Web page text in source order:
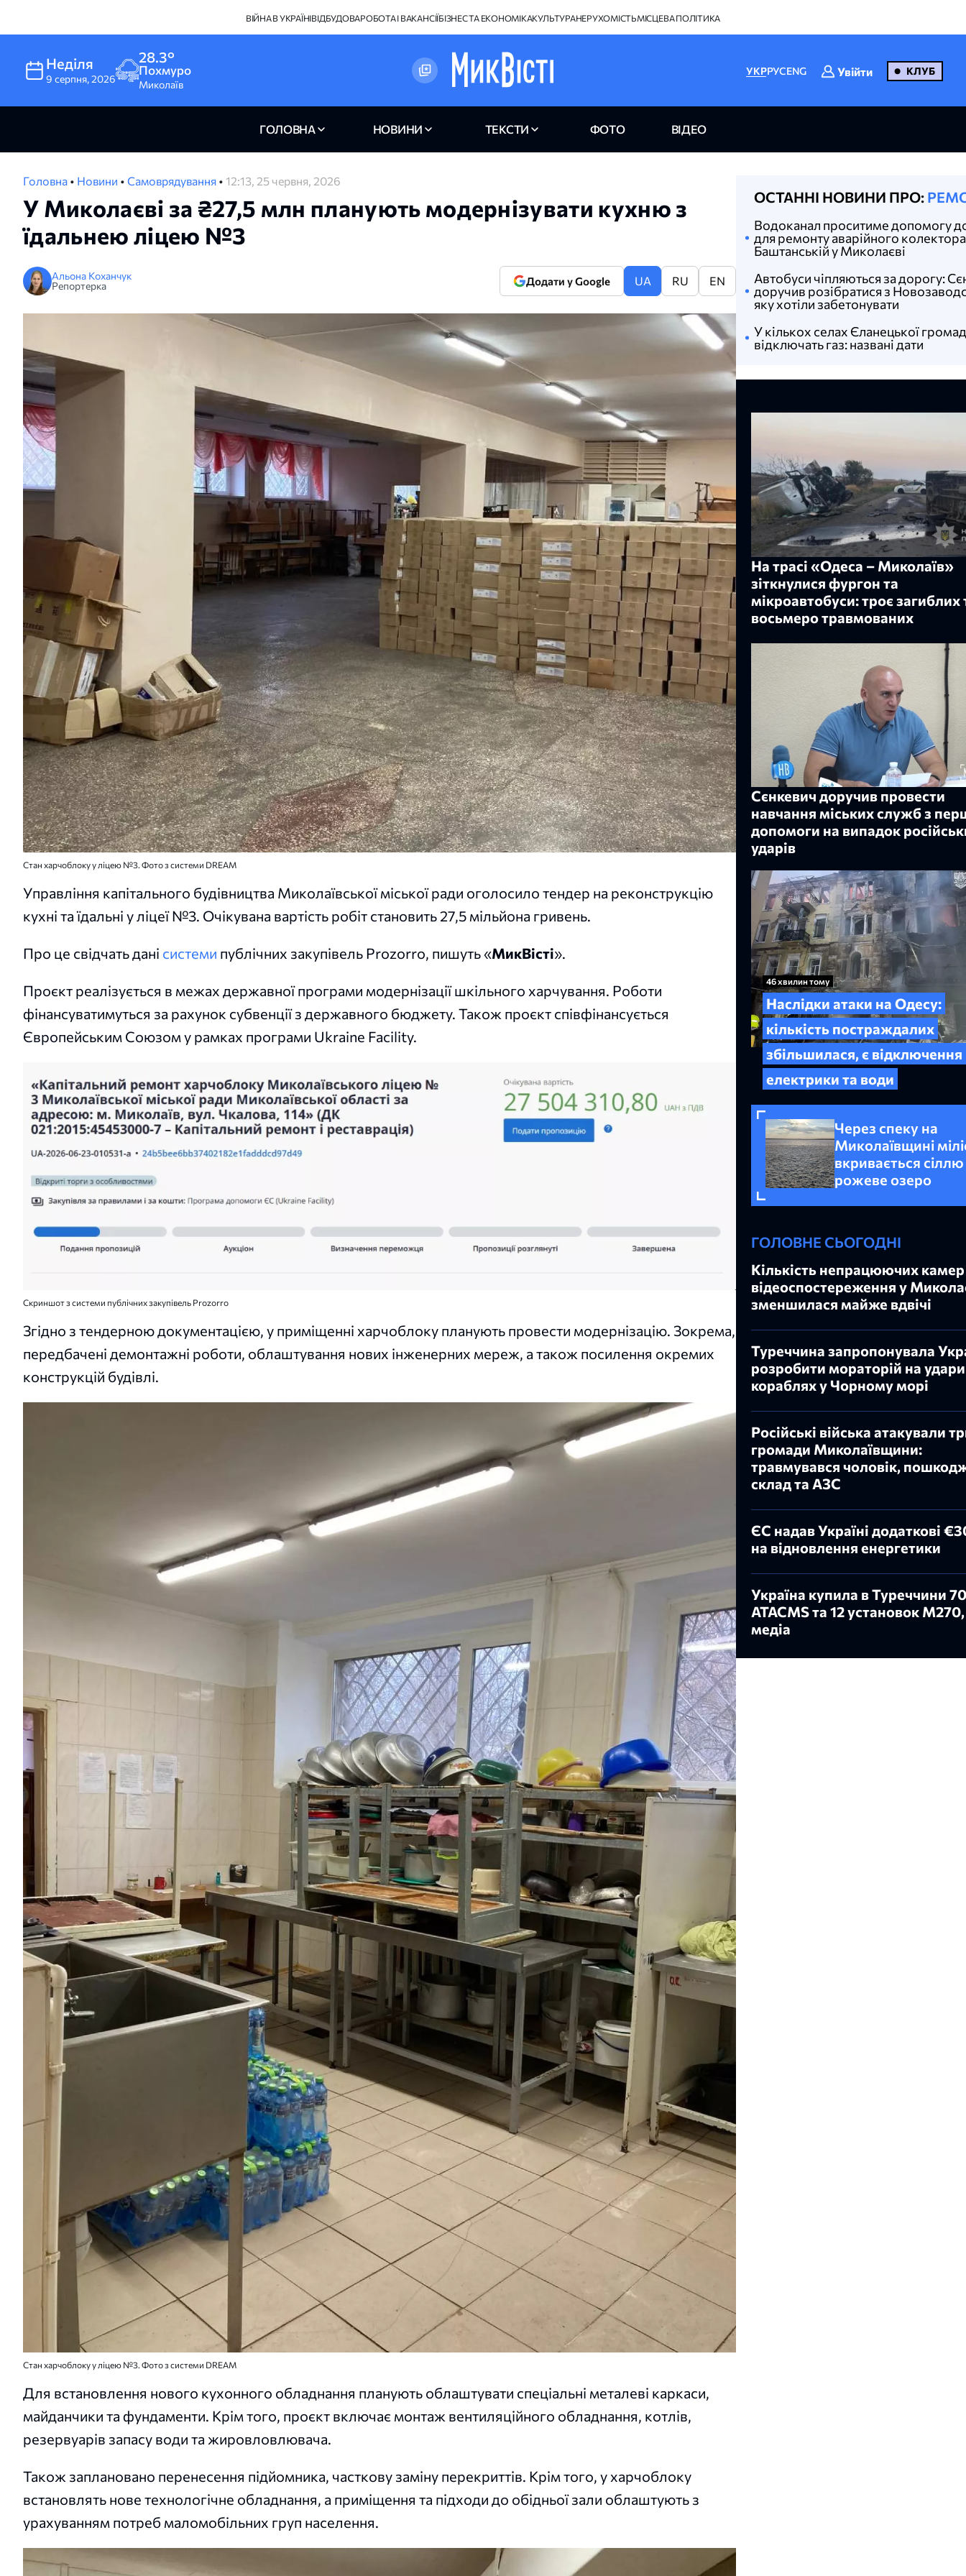
ВІЙНА В УКРАЇНІВІДБУДОВАРОБОТА І ВАКАНСІЇБІЗНЕС ТА ЕКОНОМІКАКУЛЬТУРАНЕРУХОМІСТЬМІСЦЕВА ПОЛІТИКА
Неділя
9 серпня,2026
28.3°
Похмуро
Миколаїв
УКРРУСENG Увійти КЛУБ
ГОЛОВНА НОВИНИ ТЕКСТИ ФОТО ВІДЕО
Головна • Новини • Самоврядування • 12:13, 25 червня, 2026
У Миколаєві за ₴27,5 млн планують модернізувати кухню з
їдальнею ліцею №3
Альона Коханчук
Репортерка
Додати у Google UA RU EN
Стан харчоблоку у ліцею №3. Фото з системи DREAM
Управління капітального будівництва Миколаївської міської ради оголосило тендер на реконструкцію
кухні та їдальні у ліцеї №3. Очікувана вартість робіт становить 27,5 мільйона гривень.
Про це свідчать дані системи публічних закупівель Prozorro, пишуть «МикВісті».
Проєкт реалізується в межах державної програми модернізації шкільного харчування. Роботи
фінансуватимуться за рахунок субвенції з державного бюджету. Також проєкт співфінансується
Європейським Союзом у рамках програми Ukraine Facility.
Скриншот з системи публічних закупівель Prozorro
Згідно з тендерною документацією, у приміщенні харчоблоку планують провести модернізацію. Зокрема,
передбачені демонтажні роботи, облаштування нових інженерних мереж, а також посилення окремих
конструкцій будівлі.
Стан харчоблоку у ліцею №3. Фото з системи DREAM
Для встановлення нового кухонного обладнання планують облаштувати спеціальні металеві каркаси,
майданчики та фундаменти. Крім того, проєкт включає монтаж вентиляційного обладнання, котлів,
резервуарів запасу води та жировловлювача.
Також заплановано перенесення підйомника, часткову заміну перекриттів. Крім того, у харчоблоку
встановлять нове технологічне обладнання, а приміщення та підходи до обідньої зали облаштують з
урахуванням потреб маломобільних груп населення.
ОСТАННІ НОВИНИ ПРО:
Водоканал проситиме допомогу
для ремонту аварійного
Баштанській у Миколаєві
Автобуси чіпляються за дорогу:
доручив розібратися з
яку хотіли забетонувати
У кількох селах Єланецької
відключать газ: названі дати
На трасі «Одеса – Миколаїв»
зіткнулися фургон та
мікроавтобуси: троє загиблих
восьмеро травмованих
Сєнкевич доручив провести
навчання міських служб з
допомоги на випадок
ударів
46 хвилин тому
Наслідки атаки на Одесу:
кількість постраждалих
збільшилася, є відключення
електрики та води
Через спеку на
Миколаївщині
вкривається сіллю
рожеве озеро
ГОЛОВНЕ СЬОГОДНІ
Кількість непрацюючих камер
відеоспостереження у
зменшилася майже вдвічі
Туреччина запропонувала
розробити мораторій на
кораблях у Чорному морі
Російські війська атакували
громади Миколаївщини:
травмувався чоловік,
склад та АЗС
ЄС надав Україні додаткові
на відновлення енергетики
Україна купила в Туреччини
ATACMS та 12 установок
медіа